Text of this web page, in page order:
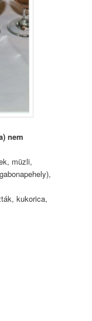
nem
müzli,
kukorica,